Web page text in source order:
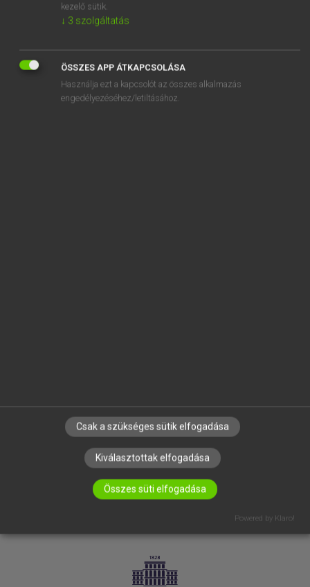
bookend
IRATKOZZ FEL HÍRLEVELÜNKRE!
kezelő sütik.
↓ 3 szolgáltatás
ÖSSZES APP ÁTKAPCSOLÁSA
Használja ezt a kapcsolót az összes alkalmazás
engedélyezéséhez/letiltásához.
Csak a szükséges sütik elfogadása
Kiválasztottak elfogadása
Összes süti elfogadása
Powered by Klaro!